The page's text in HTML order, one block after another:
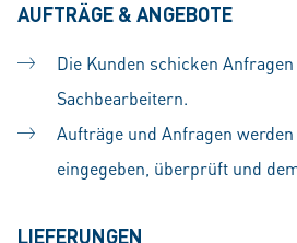
AUFTRÄGE & ANGEBOTE
Die Kunden schicken
Sachbearbeitern.
Aufträge und Anfragen werden
eingegeben, überprüft und
LIEFERUNGEN